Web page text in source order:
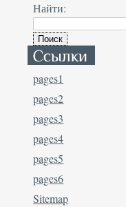
Найти:
pages1
pages2
pages3
pages4
pages5
pages6
Sitemap